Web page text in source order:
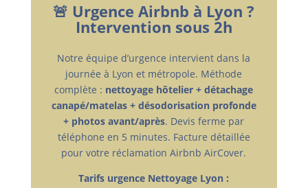
🚨 Urgence Airbnb à Lyon ?
Intervention sous 2h
Notre équipe d’urgence intervient dans la
journée à Lyon et métropole. Méthode
complète : nettoyage hôtelier + détachage
canapé/matelas + désodorisation profonde
+ photos avant/après. Devis ferme par
téléphone en 5 minutes. Facture détaillée
pour votre réclamation Airbnb AirCover.
Tarifs urgence Nettoyage Lyon :